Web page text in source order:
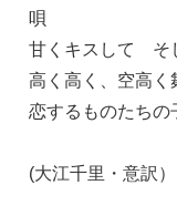
唄
甘くキスして そ
高く高く、空高
恋するものたちの
(大江千里・意訳）